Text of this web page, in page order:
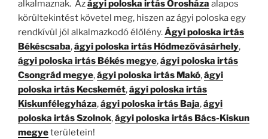
alkalmaznak. Azágyi poloska irtás Orosháza alapos
körültekintést követel meg, hiszen az ágyi poloska egy
rendkívül jól alkalmazkodó élőlény.Ágyi poloska irtás
Békéscsaba,ágyi poloska irtás Hódmezővásárhely,
ágyi poloska irtás Békés megye,ágyi poloska irtás
Csongrád megye,ágyi poloska irtás Makó,ágyi
poloska irtás Kecskemét,ágyi poloska irtás
Kiskunfélegyháza,ágyi poloska irtás Baja,ágyi
poloska irtás Szolnok,ágyi poloska irtás Bács-Kiskun
megyeterületein!